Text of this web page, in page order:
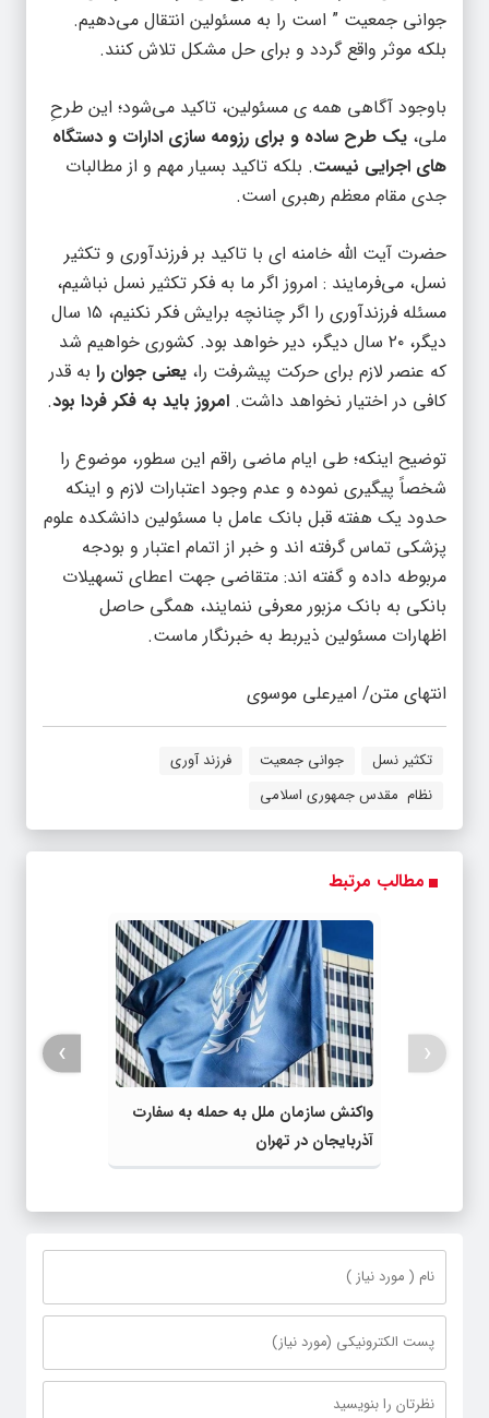
بلکه موثر واقع گردد و برای حل مشکل تلاش کنند.
ملی،یک طرح ساده و برای رزومه سازی ادارات و دستگاه
های اجرایی نیست. بلکه تاکید بسیار مهم و از مطالبات
جدی مقام معظم رهبری است.
نسل، می‌فرمایند : امروز اگر ما به فکر تکثیر نسل نباشیم،
مسئله فرزندآوری را اگر چنانچه برایش فکر نکنیم، ۱۵ سال
دیگر، ۲۰ سال دیگر، دیر خواهد بود. کشوری خواهیم شد
که عنصر لازم برای حرکت پیشرفت را،یعنی جوان رابه قدر
کافی در اختیار نخواهد داشت.امروز باید به فکر فردا بود.
شخصاً پیگیری نموده و عدم وجود اعتبارات لازم و اینکه
حدود یک هفته قبل بانک عامل با مسئولین دانشکده علوم
پزشکی تماس گرفته اند و خبر از اتمام اعتبار و بودجه
مربوطه داده و گفته اند: متقاضی جهت اعطای تسهیلات
بانکی به بانک مزبور معرفی ننمایند، همگی حاصل
اظهارات مسئولین ذیربط به خبرنگار ماست.
تکثیر نسل جوانی جمعیت
فرزند آوری
نظام مقدس جمهوری اسلامی
مطالب مرتبط
واکنش سازمان ملل به حمله به سفارت
آذربایجان در تهران
‹
›